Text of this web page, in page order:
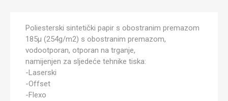
Poliesterski sintetički papir s obostranim premazom
185µ (254g/m2) s obostranim premazom,
vodootporan, otporan na trganje,
namijenjen za sljedeće tehnike tiska:
-Laserski
-Offset
-Flexo